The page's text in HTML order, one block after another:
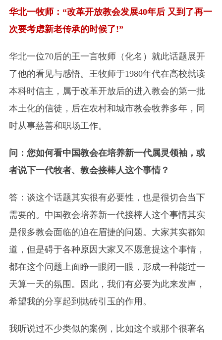
华北一牧师：“改革开放教会发展40年后 又到了再一
次要考虑新老传承的时候了!”
华北一位70后的王一言牧师（化名）就此话题展开
了他的看见与感悟。王牧师于1980年代在高校就读
本科时信主，属于改革开放后的进入教会的第一批
本土化的信徒，后在农村和城市教会牧养多年，同
时从事慈善和职场工作。
问：您如何看中国教会在培养新一代属灵领袖，或
者说下一代牧者、教会接棒人这个事情？
答：谈这个话题其实很有必要性，也是很切合当下
需要的。中国教会培养新一代接棒人这个事情其实
是很多教会面临的迫在眉捷的问题。大家其实都知
道，但是碍于各种原因大家又不愿意提这个事情，
都在这个问题上面睁一眼闭一眼，形成一种能过一
天算一天的氛围。因此，我们有必要为此来发声，
希望我的分享起到抛砖引玉的作用。
我听说过不少类似的案例，比如这个或那个很著名